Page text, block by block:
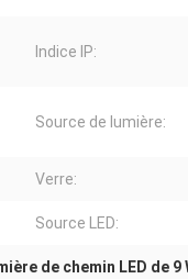
Indice IP:
Source de lumière:
Verre:
Source LED:
de chemin LED de 9